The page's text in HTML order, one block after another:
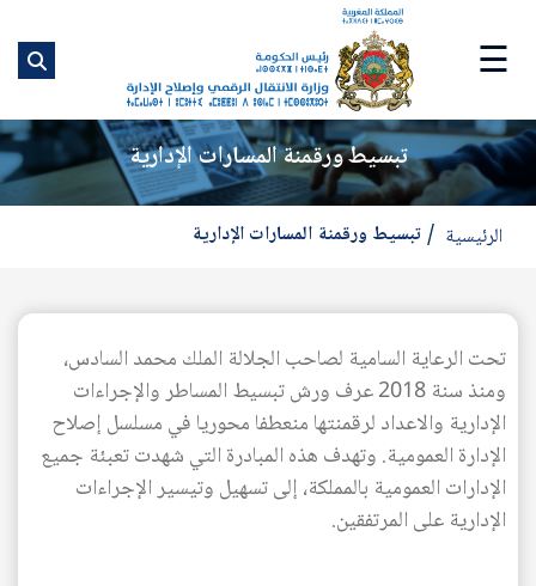
☰
تبسيط ورقمنة المسارات الإدارية
الرئيسية تبسيط ورقمنة المسارات الإدارية
تحت الرعاية السامية لصاحب الجلالة الملك محمد السادس،
ومنذ سنة 2018 عرف ورش تبسيط المساطر والإجراءات
الإدارية والاعداد لرقمنتها منعطفا محوريا في مسلسل إصلاح
الإدارة العمومية. وتهدف هذه المبادرة التي شهدت تعبئة جميع
الإدارات العمومية بالمملكة، إلى تسهيل وتيسير الإجراءات
الإدارية على المرتفقين.